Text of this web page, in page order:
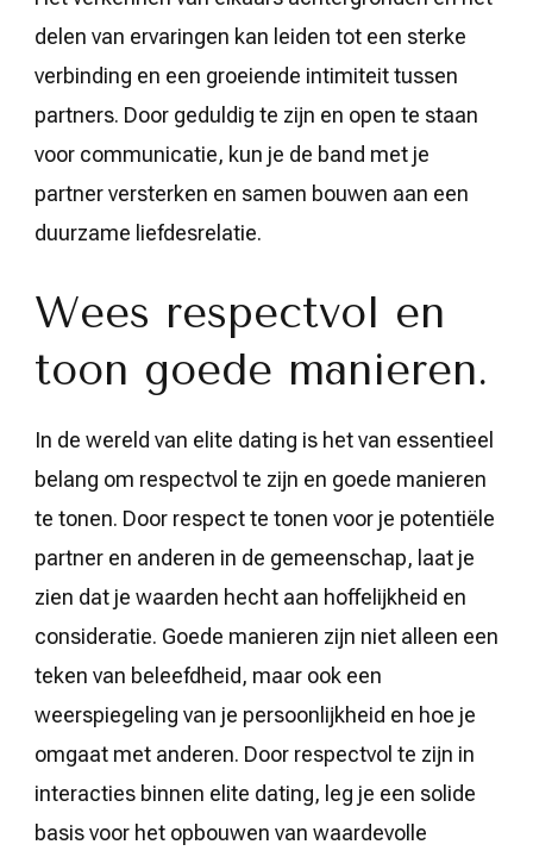
delen van ervaringen kan leiden tot een sterke
verbinding en een groeiende intimiteit tussen
partners. Door geduldig te zijn en open te staan
voor communicatie, kun je de band met je
partner versterken en samen bouwen aan een
duurzame liefdesrelatie.
Wees respectvol en
toon goede manieren.
In de wereld van elite dating is het van essentieel
belang om respectvol te zijn en goede manieren
te tonen. Door respect te tonen voor je potentiële
partner en anderen in de gemeenschap, laat je
zien dat je waarden hecht aan hoffelijkheid en
consideratie. Goede manieren zijn niet alleen een
teken van beleefdheid, maar ook een
weerspiegeling van je persoonlijkheid en hoe je
omgaat met anderen. Door respectvol te zijn in
interacties binnen elite dating, leg je een solide
basis voor het opbouwen van waardevolle